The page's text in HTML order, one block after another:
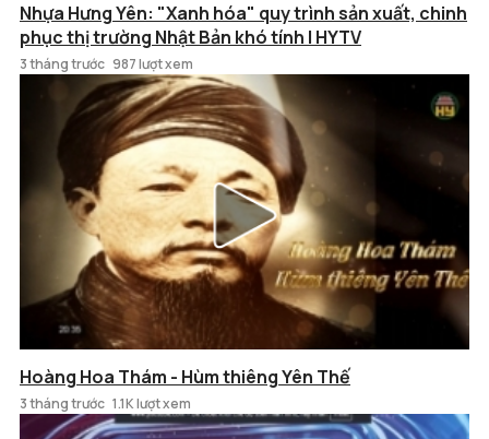
Nhựa Hưng Yên: "Xanh hóa" quy trình sản xuất, chinh
phục thị trường Nhật Bản khó tính | HYTV
3 tháng trước 987 lượt xem
Hoàng Hoa Thám - Hùm thiêng Yên Thế
3 tháng trước 1.1K lượt xem